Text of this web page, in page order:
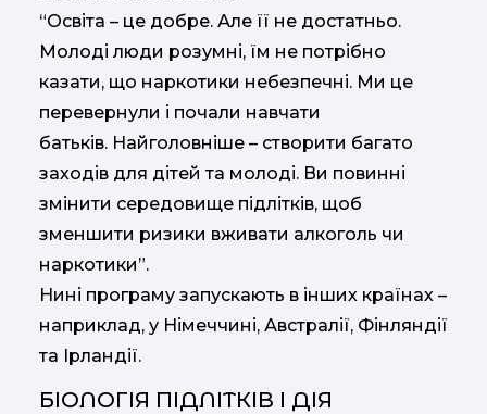
“Освіта – це добре. Але її не достатньо.
Молоді люди розумні, їм не потрібно
казати, що наркотики небезпечні. Ми це
перевернули і почали навчати
батьків. Найголовніше – створити багато
заходів для дітей та молоді. Ви повинні
змінити середовище підлітків, щоб
зменшити ризики вживати алкоголь чи
наркотики”.
Нині програму запускають в інших країнах –
наприклад, у Німеччині, Австралії, Фінляндії
та Ірландії.
БІОЛОГІЯ ПІДЛІТКІВ І ДІЯ